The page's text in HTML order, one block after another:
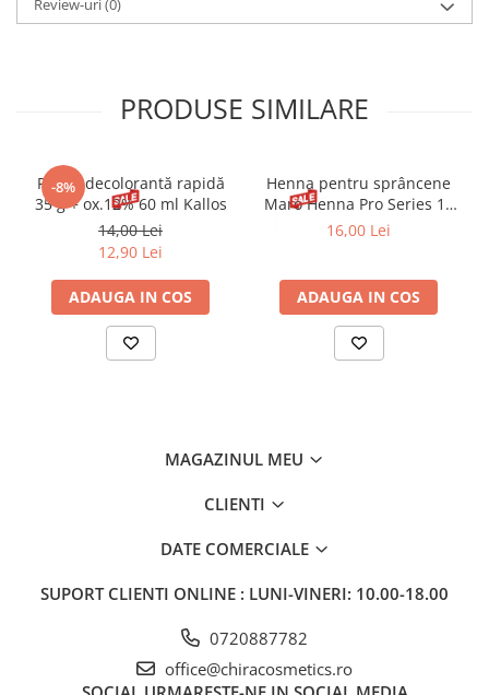
Review-uri(0)
PRODUSE SIMILARE
-8%
Pudră decolorantă rapidă
35 g + ox.12% 60 ml Kallos
14,00 Lei
12,90 Lei
ADAUGA IN COS
Henna pentru sprâncene
Maro Henna Pro Series 15
ml
16,00 Lei
ADAUGA IN COS
MAGAZINUL MEU
CLIENTI
DATE COMERCIALE
SUPORT CLIENTI ONLINE : LUNI-VINERI: 10.00-18.00
0720887782
office@chiracosmetics.ro